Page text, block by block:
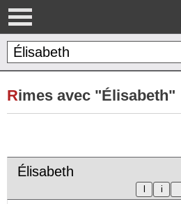
Rimes avec "Élisabeth"
Élisabeth